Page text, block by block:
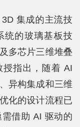
集成的主流技
统的玻璃基板技
多芯片三维堆叠
授指出，随着 AI
异构集成和三维
化的设计流程已
借助 AI 驱动的